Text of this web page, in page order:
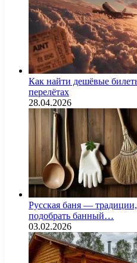
Как найти дешёвые
перелётах
28.04.2026
Русская баня —
подобрать банный…
03.02.2026